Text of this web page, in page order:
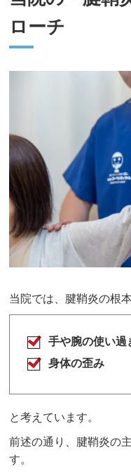
ローチ
当院では、腱鞘炎の根
手や腕の使い過
身体の歪み
と考えています。
前述の通り、腱鞘炎の
す。